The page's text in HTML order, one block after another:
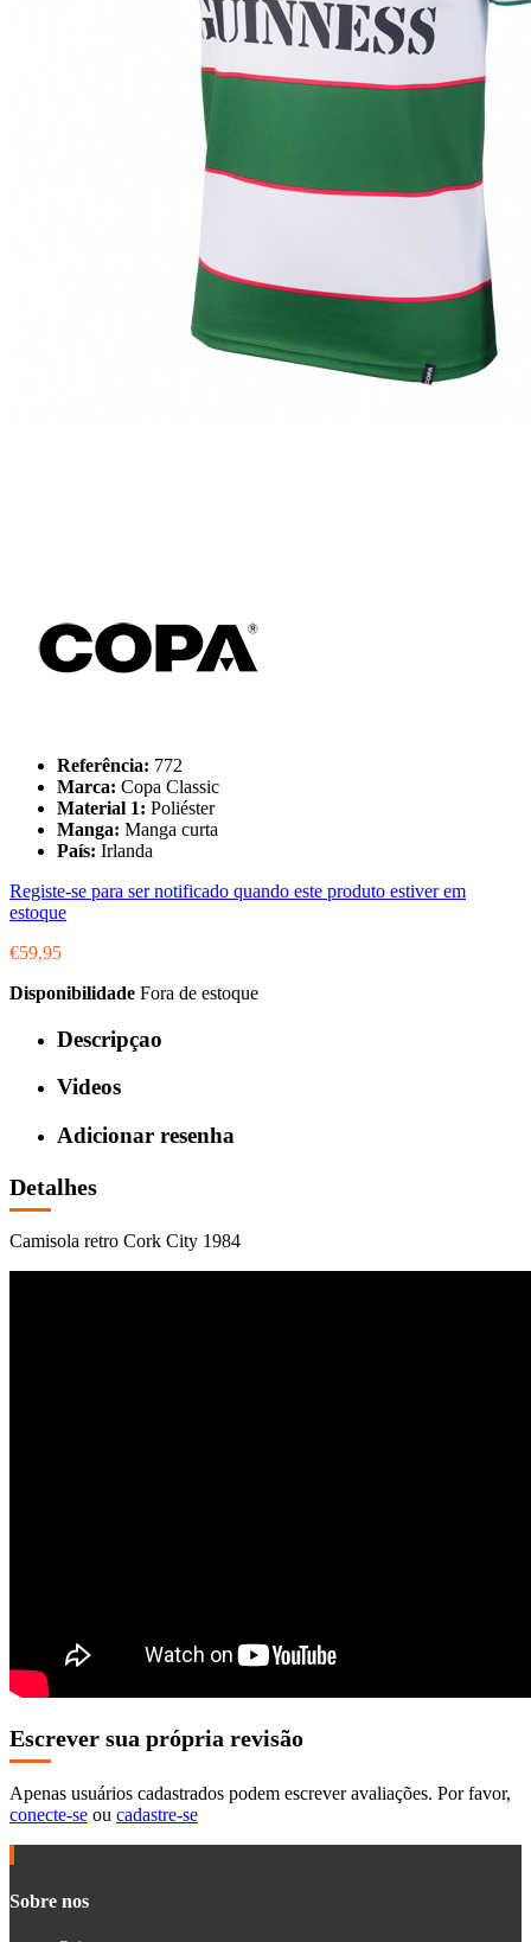
Referência: 772
Marca: Copa Classic
Material 1: Poliéster
Manga: Manga curta
País: Irlanda
Registe-se para ser notificado quando este produto estiver em
estoque
€59,95
Disponibilidade Fora de estoque
Descripçao
Videos
Adicionar resenha
Detalhes
Camisola retro Cork City 1984
Escrever sua própria revisão
Apenas usuários cadastrados podem escrever avaliações. Por favor,
conecte-se ou cadastre-se
Sobre nos